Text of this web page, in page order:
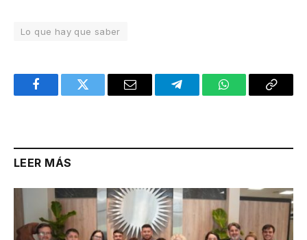
Lo que hay que saber
FacebookTwitter Email TelegramWhatsAppCopy
LEER MÁS